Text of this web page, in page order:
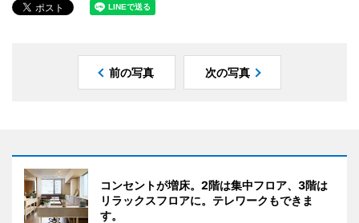
前の写真 次の写真
コンセントが増床。2階は集中フロア、3階は
リラックスフロアに。テレワークもできま
す。